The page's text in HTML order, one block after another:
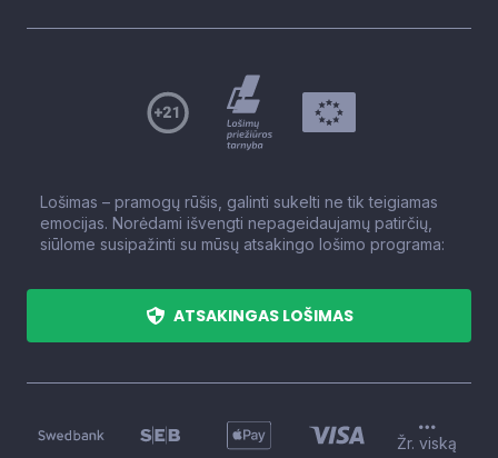
Lošimas – pramogų rūšis, galinti sukelti ne tik teigiamas
emocijas. Norėdami išvengti nepageidaujamų patirčių,
siūlome susipažinti su mūsų atsakingo lošimo programa:
ATSAKINGAS LOŠIMAS
Žr. viską